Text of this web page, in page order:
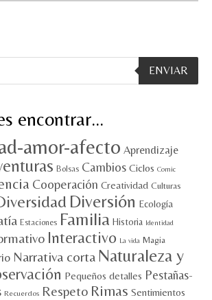
ENVIAR
encontrar…
amor-afecto Aprendizaje
Bolsas Cambios Ciclos Comic
Cooperación Creatividad Culturas
Diversión Ecología
Estaciones Familia Historia Identidad
Interactivo La vida Magia
Narrativa corta Naturaleza y
Pequeños detalles Pestañas-
Recuerdos Respeto Rimas Sentimientos